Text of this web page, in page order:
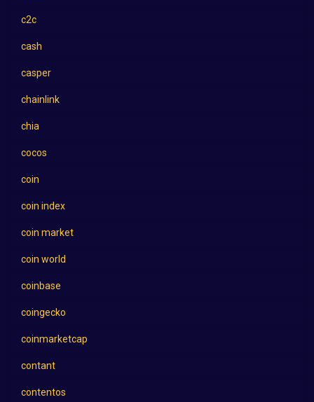
c2c
cash
casper
chainlink
chia
cocos
coin
coin index
coin market
coin world
coinbase
coingecko
coinmarketcap
contant
contentos